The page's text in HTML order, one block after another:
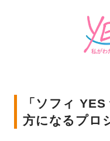
「ソフィ
方になるプロ